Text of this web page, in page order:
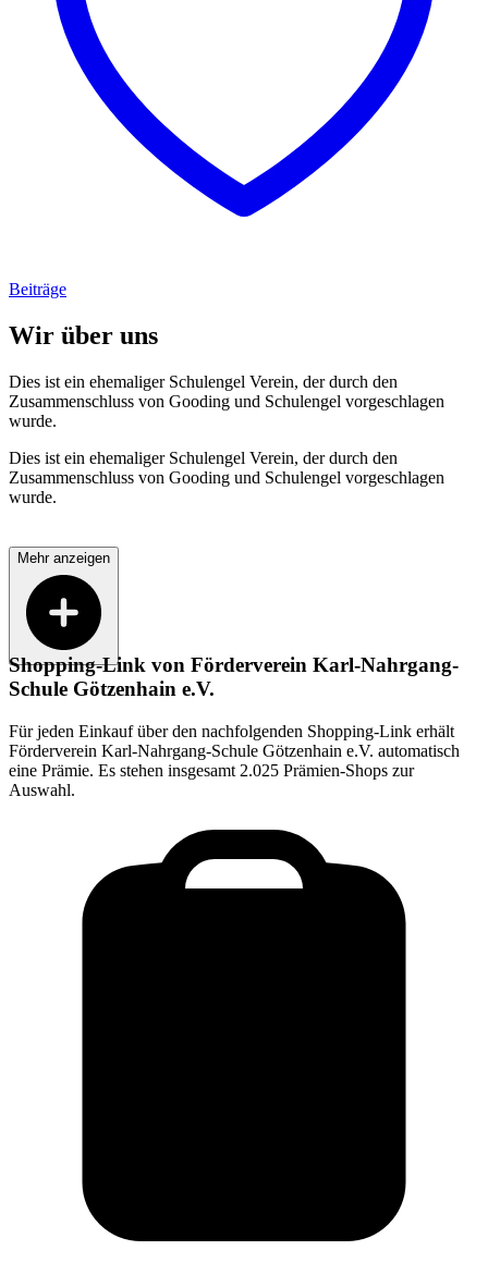
Beiträge
Wir über uns
Dies ist ein ehemaliger Schulengel Verein, der durch den
Zusammenschluss von Gooding und Schulengel vorgeschlagen
wurde.
Dies ist ein ehemaliger Schulengel Verein, der durch den
Zusammenschluss von Gooding und Schulengel vorgeschlagen
wurde.
Mehr anzeigen
Shopping-Link von Förderverein Karl-Nahrgang-
Schule Götzenhain e.V.
Für jeden Einkauf über den nachfolgenden Shopping-Link erhält
Förderverein Karl-Nahrgang-Schule Götzenhain e.V. automatisch
eine Prämie. Es stehen insgesamt 2.025 Prämien-Shops zur
Auswahl.